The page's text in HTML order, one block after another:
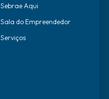
Sebrae Aqui
Sala do Empreendedor
Serviços